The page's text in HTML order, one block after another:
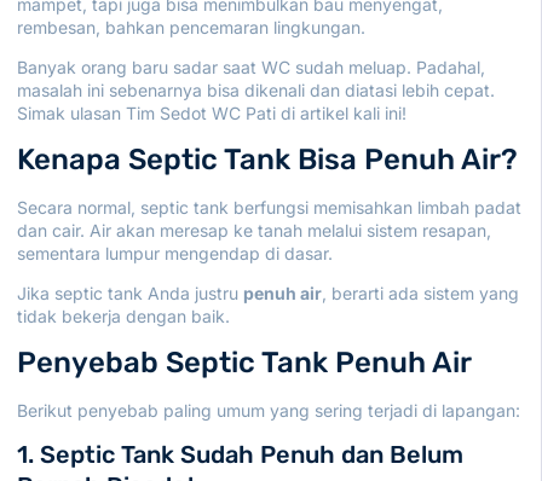
mampet, tapi juga bisa menimbulkan bau menyengat,
rembesan, bahkan pencemaran lingkungan.
Banyak orang baru sadar saat WC sudah meluap. Padahal,
masalah ini sebenarnya bisa dikenali dan diatasi lebih cepat.
Simak ulasan Tim Sedot WC Pati di artikel kali ini!
Kenapa Septic Tank Bisa Penuh Air?
Secara normal, septic tank berfungsi memisahkan limbah padat
dan cair. Air akan meresap ke tanah melalui sistem resapan,
sementara lumpur mengendap di dasar.
Jika septic tank Anda justru penuh air , berarti ada sistem yang
tidak bekerja dengan baik.
Penyebab Septic Tank Penuh Air
Berikut penyebab paling umum yang sering terjadi di lapangan:
1. Septic Tank Sudah Penuh dan Belum